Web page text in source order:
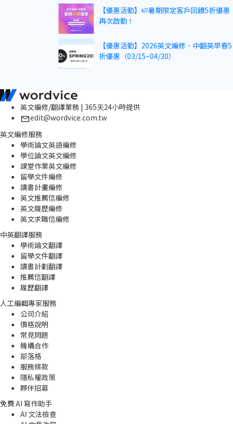
【優惠活動】🍉暑期限定客戶回饋5折優惠
再次啟動！
【優惠活動】2026英文編修．中翻英早春5
折優惠（03/15~04/30）
英文編修/翻譯業務 | 365天24小時提供
edit@wordvice.com.tw
英文編修服務
學術論文英語編修
學位論文英文編修
課堂作業英文編修
留學文件編修
讀書計畫編修
英文推薦信編修
英文履歷編修
英文求職信編修
中英翻譯服務
學術論文翻譯
留學文件翻譯
讀書計劃翻譯
推薦信翻譯
履歷翻譯
人工編輯專家服務
公司介紹
價格說明
常見問題
機構合作
部落格
服務條款
隱私權政策
夥伴招募
免費 AI 寫作助手
AI 文法檢查